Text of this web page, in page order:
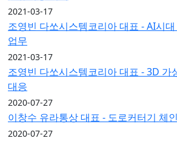
2021-03-17
조영빈 다쏘시스템코리아 대표 - AI시
업무
2021-03-17
조영빈 다쏘시스템코리아 대표 - 3D 가
대응
2020-07-27
이창수 유라통상 대표 - 도로커터기 체
2020-07-27